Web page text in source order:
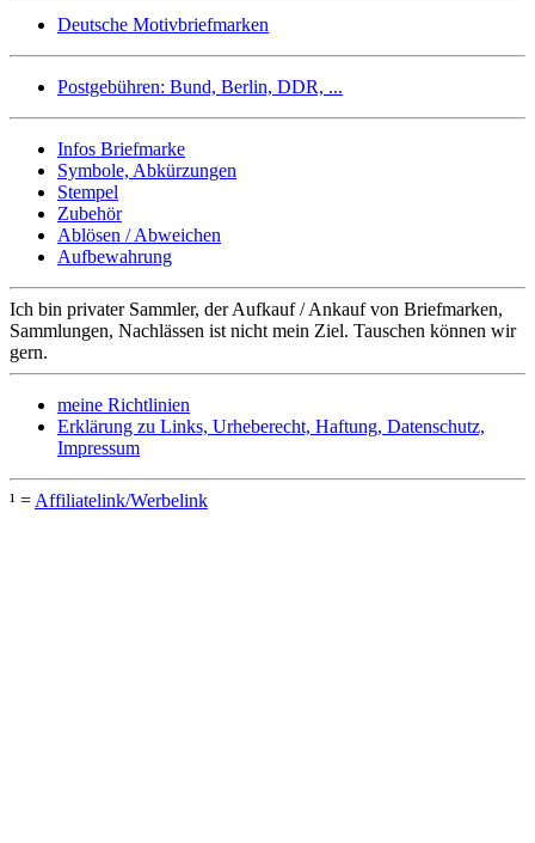
Deutsche Motivbriefmarken
Postgebühren: Bund, Berlin, DDR, ...
Infos Briefmarke
Symbole, Abkürzungen
Stempel
Zubehör
Ablösen / Abweichen
Aufbewahrung
Ich bin privater Sammler, der Aufkauf / Ankauf von Briefmarken,
Sammlungen, Nachlässen ist nicht mein Ziel. Tauschen können wir
gern.
meine Richtlinien
Erklärung zu Links, Urheberecht, Haftung, Datenschutz,
Impressum
¹ = Affiliatelink/Werbelink